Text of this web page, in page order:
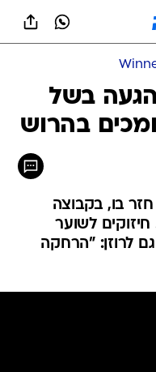
בשל
בהרוש
בו, בקבוצה
לשוער
לרוזן: "הרחקה